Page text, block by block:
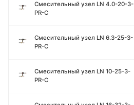
Смесительный узел LN 4.0-20-3-
PR-C
Смесительный узел LN 6.3-25-3-
PR-C
Смесительный узел LN 10-25-3-
PR-C